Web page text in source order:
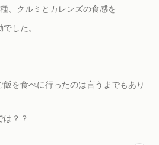
、クルミとカレンズの食感を
した。
を食べに行ったのは言うまでもあり
？？